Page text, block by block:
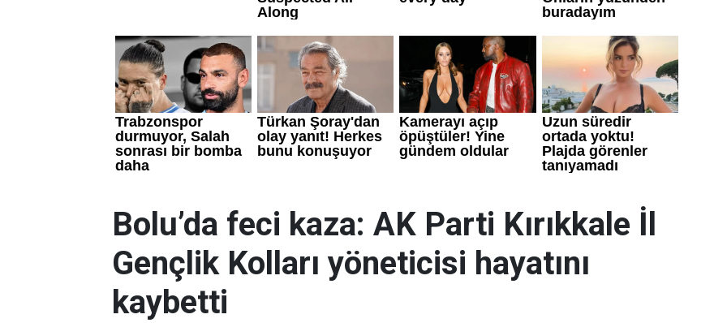
Bolu’da feci kaza: AK Parti Kırıkkale İl
Gençlik Kolları yöneticisi hayatını
kaybetti